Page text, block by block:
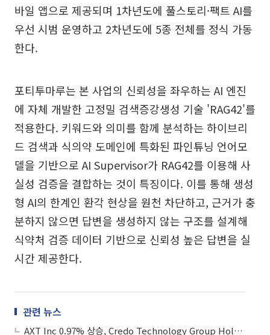
바일 앱으로 제공되며 1차년도에 풀스토리·팩트 AI를
우선 시범 운영하고 2차년도에 5종 전체를 정식 가동
한다.
포티투마루는 본 사업의 신뢰성을 좌우하는 AI 엔진
에 자체 개발한 고정밀 검색증강생성 기술 'RAG42'를
적용한다. 키워드와 의미를 함께 분석하는 하이브리
드 검색과 식의약 도메인에 특화된 파인튜닝 언어모
델을 기반으로 AI Supervisor가 RAG42를 이용해 사
실성 검증을 결합하는 것이 특징이다. 이를 통해 생성
형 AI의 한계인 환각 현상을 원천 차단하고, 근거가 충
분하지 않으면 답변을 생성하지 않는 구조를 설계해
식약처 검증 데이터 기반으로 신뢰성 높은 답변을 실
시간 제공한다.
관련 뉴스
AXT Inc 0.97% 상승, Credo Technology Group Holding Ltd 6.01% 상승